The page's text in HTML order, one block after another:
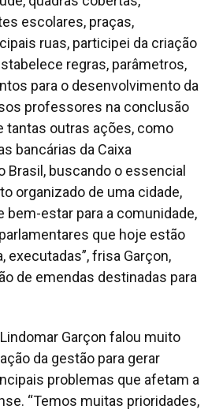
escolares, praças,
ruas, participei da criação
regras, parâmetros,
para o desenvolvimento da
professores na conclusão
tantas outras ações, como
bancárias da Caixa
Brasil, buscando o essencial
organizado de uma cidade,
estar para a comunidade,
que hoje estão
executadas”, frisa Garçon,
de emendas destinadas para
Garçon falou muito
da gestão para gerar
problemas que afetam a
“Temos muitas prioridades,